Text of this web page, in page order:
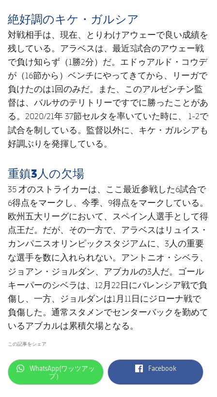
絶好調のキケ・ガルシア
対戦相手は、現在、とりわけアウェーで良い成績を
残している。アラベスは、最近3試合のアウェー戦
で負け知らず（1勝2分）だ。エドゥアルド・コウデ
が（16節から）ベンチにやってきてから、リーガで
負けたのは1回のみだ。また、このアルゼンチン監
督は、バルサのテリトリーですでに勝ったことがあ
る。2020/21年 37節セルタを率いていた時に、 1-2で
試合を制している。監督以外に、 キケ・ガルシアも
好調ぶりを発揮している。
重鎮3人の欠場
35 才のストライカーは、ここ最近参戦した6試合で
6得点をマークし、今季、9得点をマークしている。
欧州五大リーグにおいて、スペイン人選手として得
点王だ。だが、その一方で、アラベスはリュイス・
カンパニスオリンピックスタジアムに、3人の重要
な選手を数に入れられない。 アントニオ・シベラ、
ジョアン・ジョルダン、アブカルの3人だ。ゴール
キーパーのシベラは、12月22日にバレンシア戦で負
傷し、一方、ジョルダンは1月11日にジローナ戦で
負傷した。通常スタメンでセンターバックを勤めて
いるアブカルは累積欠場となる。
この記事をシェア
label.aria.whatsapp
WhatsApp(ワッツアッ
プ）
label.aria.facebook
Facebook